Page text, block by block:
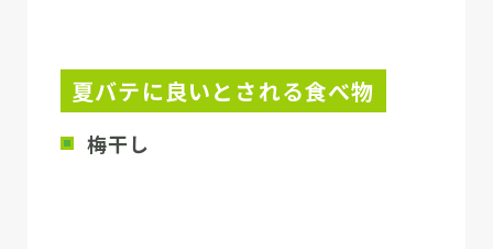
夏バテに良いとされる食べ物
梅干し